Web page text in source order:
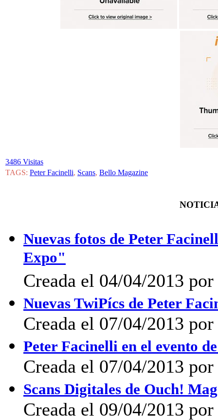
3486 Visitas
TAGS: Peter Facinelli, Scans, Bello Magazine
Nuevas fotos de Peter
Expo"
Creada el 04/04/2013
Nuevas TwiPícs de Peter
Creada el 07/04/2013
Peter Facinelli en el evento
Creada el 07/04/2013
Scans Digitales de Ouch!
Creada el 09/04/2013